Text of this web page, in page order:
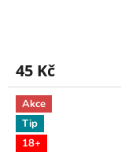
45 Kč
Akce
Tip
18+